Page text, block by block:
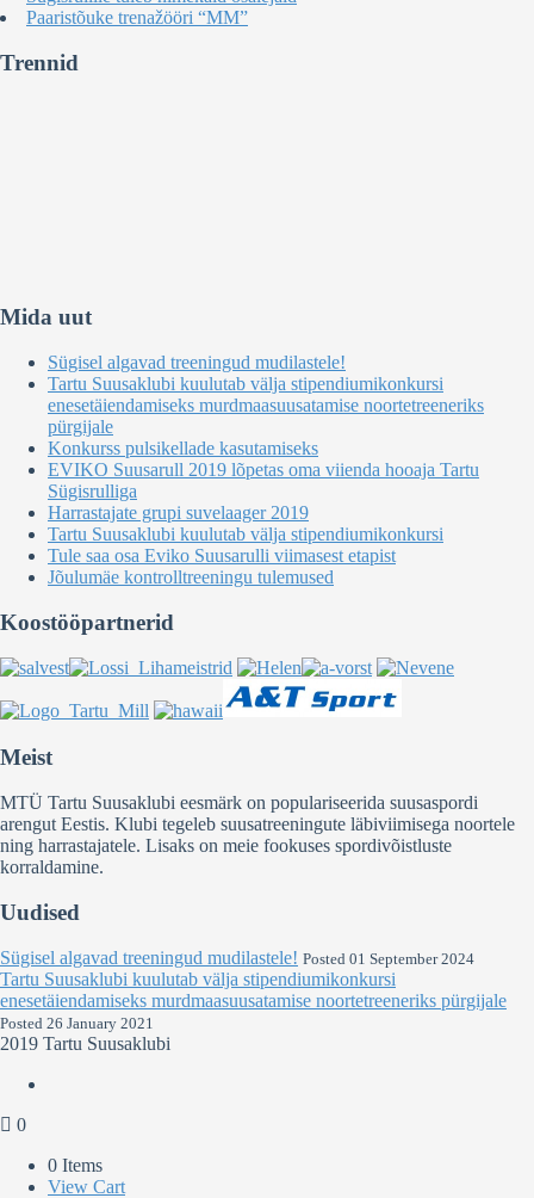
Paaristõuke trenažööri “MM”
Trennid
Mida uut
Sügisel algavad treeningud mudilastele!
Tartu Suusaklubi kuulutab välja stipendiumikonkursi
enesetäiendamiseks murdmaasuusatamise noortetreeneriks
pürgijale
Konkurss pulsikellade kasutamiseks
EVIKO Suusarull 2019 lõpetas oma viienda hooaja Tartu
Sügisrulliga
Harrastajate grupi suvelaager 2019
Tartu Suusaklubi kuulutab välja stipendiumikonkursi
Tule saa osa Eviko Suusarulli viimasest etapist
Jõulumäe kontrolltreeningu tulemused
Koostööpartnerid
Meist
MTÜ Tartu Suusaklubi eesmärk on populariseerida suusaspordi
arengut Eestis. Klubi tegeleb suusatreeningute läbiviimisega noortele
ning harrastajatele. Lisaks on meie fookuses spordivõistluste
korraldamine.
Uudised
Sügisel algavad treeningud mudilastele! Posted 01 September 2024
Tartu Suusaklubi kuulutab välja stipendiumikonkursi
enesetäiendamiseks murdmaasuusatamise noortetreeneriks pürgijale
Posted 26 January 2021
2019 Tartu Suusaklubi
0
0 Items
View Cart